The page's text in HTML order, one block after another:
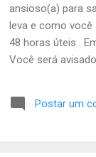
ansioso(a) para
leva e como
48 horas úteis .
Você será
nossa equipe
qualquer
Postar um